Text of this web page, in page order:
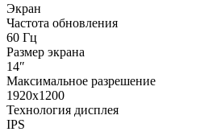
Экран
Частота обновления
60 Гц
Размер экрана
14″
Максимальное разрешение
1920x1200
Технология дисплея
IPS